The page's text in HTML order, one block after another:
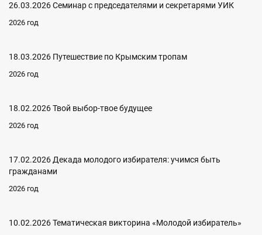
26.03.2026 Семинар с председателями и секретарями УИК
2026 год
18.03.2026 Путешествие по Крымским тропам
2026 год
18.02.2026 Твой выбор-твое будущее
2026 год
17.02.2026 Декада молодого избирателя: учимся быть
гражданами
2026 год
10.02.2026 Тематическая викторина «Молодой избиратель»